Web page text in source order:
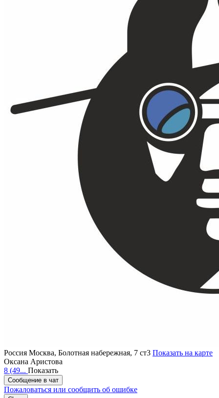
Россия Москва, Болотная набережная, 7 ст3 Показать на карте
Оксана Аристова
8 (49... Показать
Сообщение в чат
Пожаловаться или сообщить об ошибке